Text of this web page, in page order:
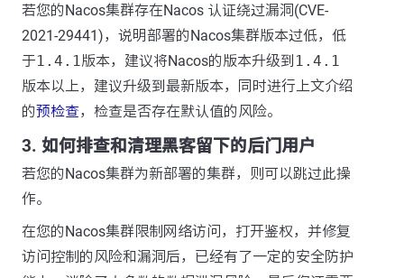
若您的Nacos集群存在Nacos 认证绕过漏洞(CVE-
2021-29441)，说明部署的Nacos集群版本过低，低
于1.4.1版本，建议将Nacos的版本升级到 1.4.1
版本以上，建议升级到最新版本，同时进行上文介绍
的预检查，检查是否存在默认值的风险。
3. 如何排查和清理黑客留下的后门用户
若您的Nacos集群为新部署的集群，则可以跳过此操
作。
在您的Nacos集群限制网络访问，打开鉴权，并修复
访问控制的风险和漏洞后，已经有了一定的安全防护